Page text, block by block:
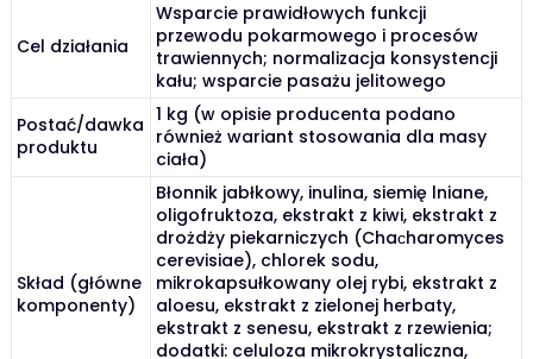
Cel działania
Wsparcie prawidłowych funkcji
przewodu pokarmowego i procesów
trawiennych; normalizacja konsystencji
kału; wsparcie pasażu jelitowego
Postać/dawka
produktu
1 kg (w opisie producenta podano
również wariant stosowania dla masy
ciała)
Skład (główne
komponenty)
Błonnik jabłkowy, inulina, siemię lniane,
oligofruktoza, ekstrakt z kiwi, ekstrakt z
drożdży piekarniczych (Chaсharomyces
cerevisiae), chlorek sodu,
mikrokapsułkowany olej rybi, ekstrakt z
aloesu, ekstrakt z zielonej herbaty,
ekstrakt z senesu, ekstrakt z rzewienia;
dodatki: celuloza mikrokrystaliczna,